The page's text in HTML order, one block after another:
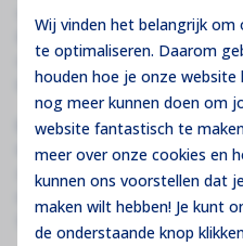
Wij vinden het belangrijk
te optimaliseren. Daarom
houden hoe je onze
nog meer kunnen doen om
website fantastisch te
meer over onze cookies en
kunnen ons voorstellen dat
maken wilt hebben! Je kunt
de onderstaande knop
80 V tot 600 V blinkt hij uit
compatibiliteit en een licht
installatie.
Eenmaal geïnstalleerd,
webinterface een vlotte
zijn er diverse opties:
netwerk van het apparaat